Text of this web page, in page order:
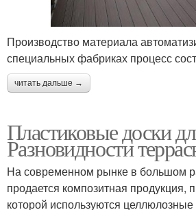
Производство материала
специальных фабриках процесс
читать дальше →
Пластиковые доски
Разновидности
На современном рынке в большом
продается композитная продукция,
которой используются